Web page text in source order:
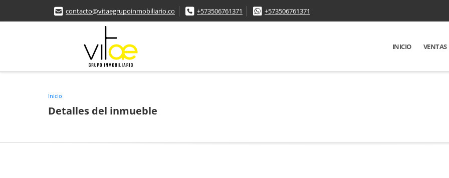
contacto@vitaegrupoinmobiliario.co +573506761371 +573506761371
INICIO VENTAS
Inicio
Detalles del inmueble